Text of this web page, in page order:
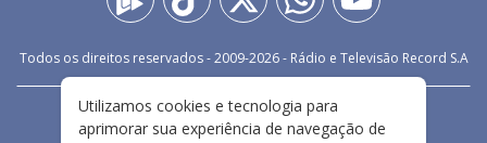
Todos os direitos reservados - 2009-2026- Rádio e Televisão Record S.A
FALE CONOSCO
PRIVACIDADE
Utilizamos cookies e tecnologia para
aprimorar sua experiência de navegação de